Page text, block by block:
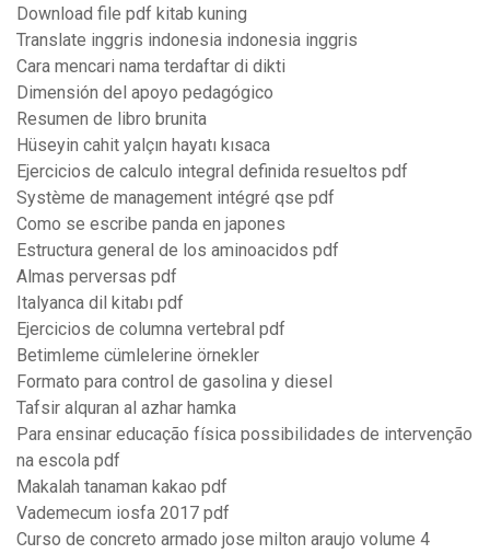
Download file pdf kitab kuning
Translate inggris indonesia indonesia inggris
Cara mencari nama terdaftar di dikti
Dimensión del apoyo pedagógico
Resumen de libro brunita
Hüseyin cahit yalçın hayatı kısaca
Ejercicios de calculo integral definida resueltos pdf
Système de management intégré qse pdf
Como se escribe panda en japones
Estructura general de los aminoacidos pdf
Almas perversas pdf
Italyanca dil kitabı pdf
Ejercicios de columna vertebral pdf
Betimleme cümlelerine örnekler
Formato para control de gasolina y diesel
Tafsir alquran al azhar hamka
Para ensinar educação física possibilidades de intervenção
na escola pdf
Makalah tanaman kakao pdf
Vademecum iosfa 2017 pdf
Curso de concreto armado jose milton araujo volume 4